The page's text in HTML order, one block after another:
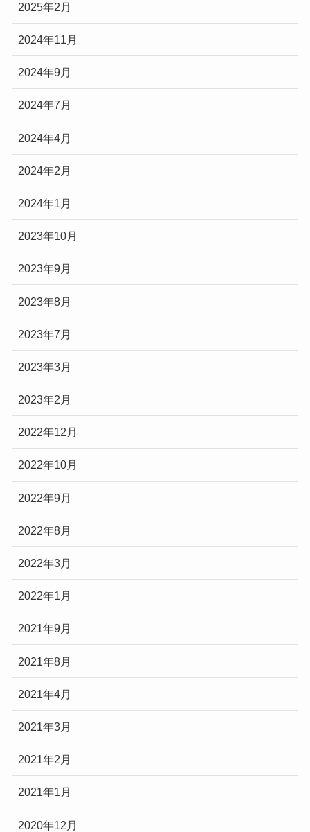
2025年2月
2024年11月
2024年9月
2024年7月
2024年4月
2024年2月
2024年1月
2023年10月
2023年9月
2023年8月
2023年7月
2023年3月
2023年2月
2022年12月
2022年10月
2022年9月
2022年8月
2022年3月
2022年1月
2021年9月
2021年8月
2021年4月
2021年3月
2021年2月
2021年1月
2020年12月